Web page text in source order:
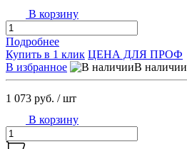
В корзину
Подробнее
Купить в 1 клик ЦЕНА ДЛЯ ПРОФ
В избранное
В наличии
1 073 руб. / шт
В корзину